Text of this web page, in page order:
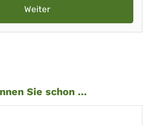
Weiter
Sie schon ...